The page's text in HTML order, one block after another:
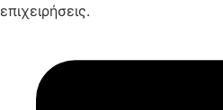
επιχειρήσεις.